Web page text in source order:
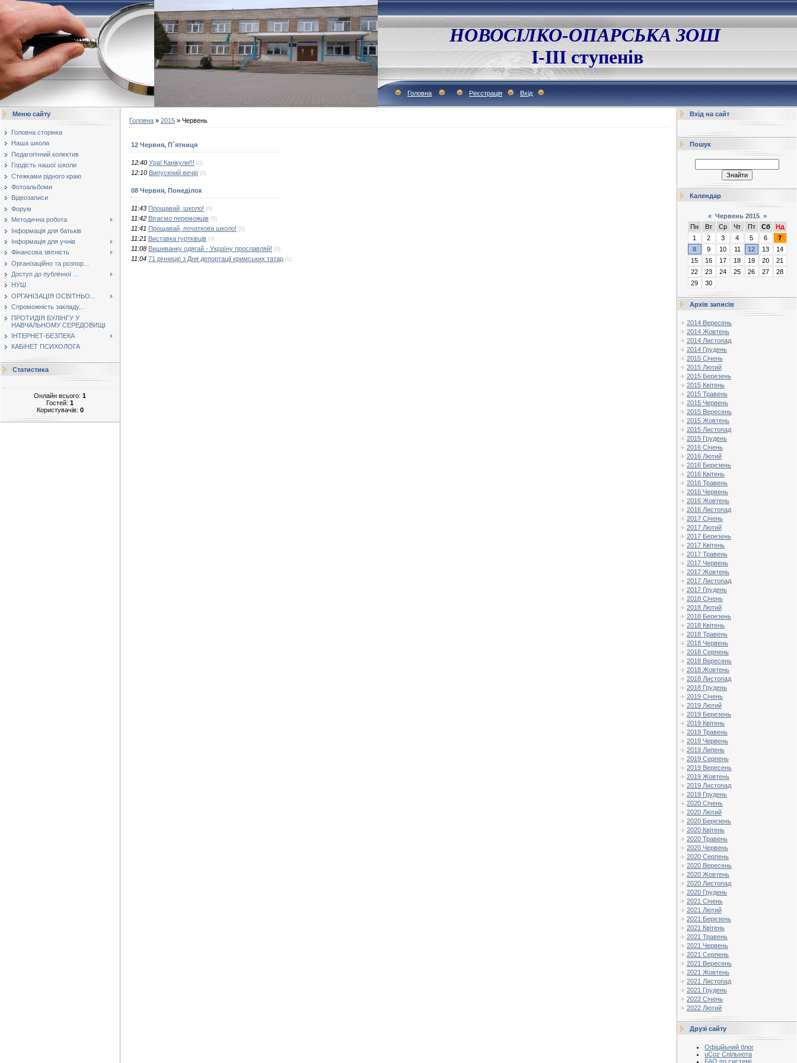
НОВОСІЛКО-ОПАРСЬКА ЗОШ
І-ІІІ ступенів
Головна Реєстрація Вхід
Меню сайту
Головна сторінка
Наша школа
Педагогічний колектив
Гордість нашої школи
Стежками рідного краю
Фотоальбоми
Відеозаписи
Форум
Методична робота
Інформація для батьків
Інформація для учнів
Фінансова звітність
Організаційно та розпор...
Доступ до публічної ...
НУШ
ОРГАНІЗАЦІЯ ОСВІТНЬО...
Спроможність закладу...
ПРОТИДІЯ БУЛІНГУ У
НАВЧАЛЬНОМУ СЕРЕДОВИЩІ
ІНТЕРНЕТ-БЕЗПЕКА
КАБІНЕТ ПСИХОЛОГА
Статистика
Онлайн всього: 1
Гостей: 1
Користувачів: 0
Головна » 2015 » Червень
12 Червня, П`ятниця
12:40 Ура! Канiкули!!! (0)
12:10 Випускний вечiр (0)
08 Червня, Понеділок
11:43 Прощавай, школо! (0)
11:42 Вітаємо переможців (0)
11:41 Прощавай, початкова школо! (0)
11:21 Виставка гуртківців (0)
11:08 Вишиванку одягай - Україну прославляй! (0)
11:04 71 річницю з Дня депортації кримських татар (0)
Вхід на сайт
Пошук
Календар
« Червень 2015 »
Пн
Вт Ср Чт Пт Сб
Нд
1
2 3 4 5 6
7
8
9 10 11 12 13
14
15
16 17 18 19 20
21
22
23 24 25 26 27
28
29
30
Архів записів
2014 Вересень
2014 Жовтень
2014 Листопад
2014 Грудень
2015 Січень
2015 Лютий
2015 Березень
2015 Квітень
2015 Травень
2015 Червень
2015 Вересень
2015 Жовтень
2015 Листопад
2015 Грудень
2016 Січень
2016 Лютий
2016 Березень
2016 Квітень
2016 Травень
2016 Червень
2016 Жовтень
2016 Листопад
2017 Січень
2017 Лютий
2017 Березень
2017 Квітень
2017 Травень
2017 Червень
2017 Жовтень
2017 Листопад
2017 Грудень
2018 Січень
2018 Лютий
2018 Березень
2018 Квітень
2018 Травень
2018 Червень
2018 Серпень
2018 Вересень
2018 Жовтень
2018 Листопад
2018 Грудень
2019 Січень
2019 Лютий
2019 Березень
2019 Квітень
2019 Травень
2019 Червень
2019 Липень
2019 Серпень
2019 Вересень
2019 Жовтень
2019 Листопад
2019 Грудень
2020 Січень
2020 Лютий
2020 Березень
2020 Квітень
2020 Травень
2020 Червень
2020 Серпень
2020 Вересень
2020 Жовтень
2020 Листопад
2020 Грудень
2021 Січень
2021 Лютий
2021 Березень
2021 Квітень
2021 Травень
2021 Червень
2021 Серпень
2021 Вересень
2021 Жовтень
2021 Листопад
2021 Грудень
2022 Січень
2022 Лютий
Друзі сайту
Офіційьний блог
uCoz Спільнота
FAQ по системі